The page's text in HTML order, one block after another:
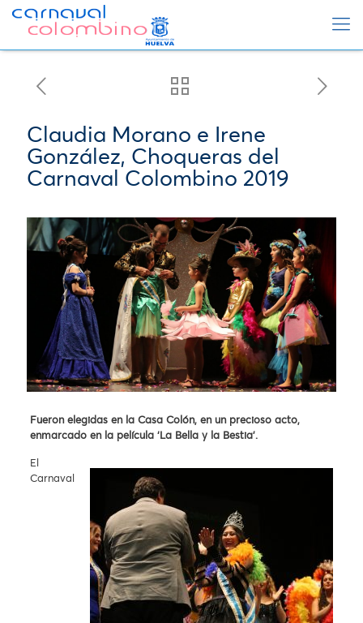
Claudia Morano e Irene
González, Choqueras del
Carnaval Colombino 2019
Fueron elegidas en la Casa Colón, en un precioso acto,
enmarcado en la película ‘La Bella y la Bestia’.
El
Carnaval